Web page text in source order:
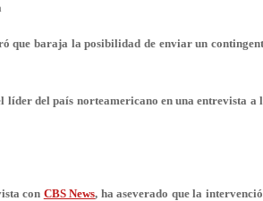
que baraja la posibilidad de enviar un
líder del país norteamericano en una entrevista a
con CBS News, ha aseverado que la